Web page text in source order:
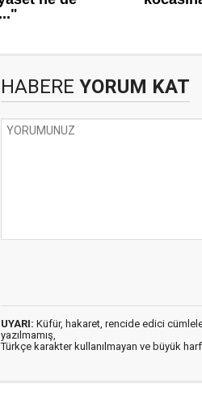
HABERE YORUM KAT
UYARI: Küfür, hakaret, rencide edici
yazılmamış,
Türkçe karakter kullanılmayan ve büyük